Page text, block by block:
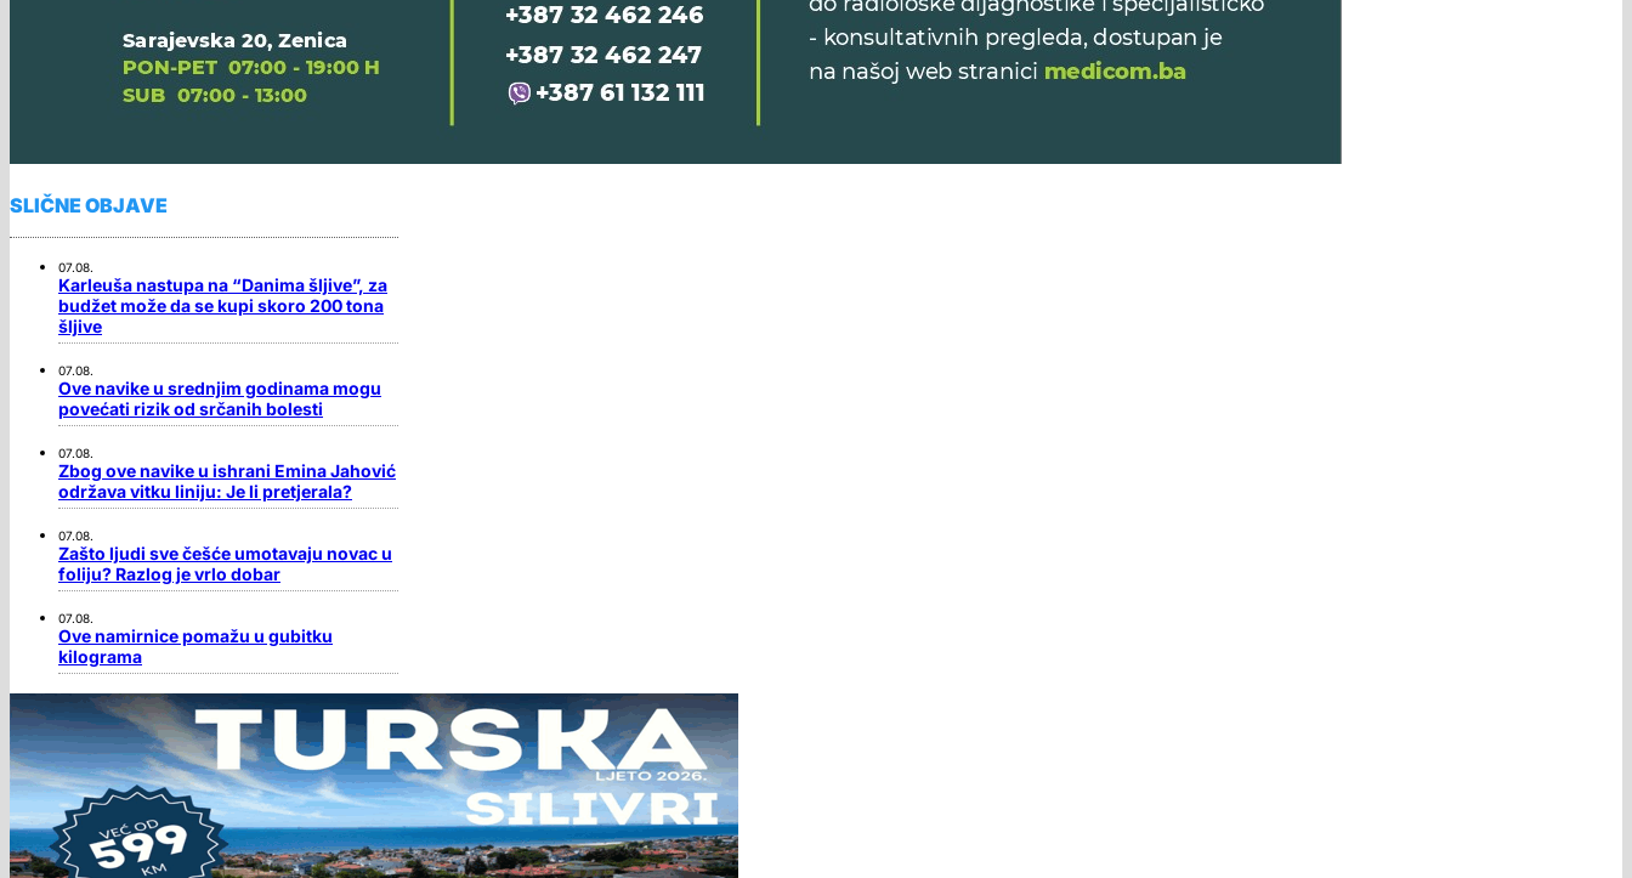
SLIČNE OBJAVE
07.08.
Karleuša nastupa na “Danima šljive”, za
budžet može da se kupi skoro 200 tona
šljive
07.08.
Ove navike u srednjim godinama mogu
povećati rizik od srčanih bolesti
07.08.
Zbog ove navike u ishrani Emina Jahović
održava vitku liniju: Je li pretjerala?
07.08.
Zašto ljudi sve češće umotavaju novac u
foliju? Razlog je vrlo dobar
07.08.
Ove namirnice pomažu u gubitku
kilograma